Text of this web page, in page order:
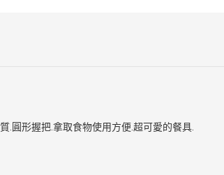
.圓形握把.拿取食物使用方便.超可愛的餐具.